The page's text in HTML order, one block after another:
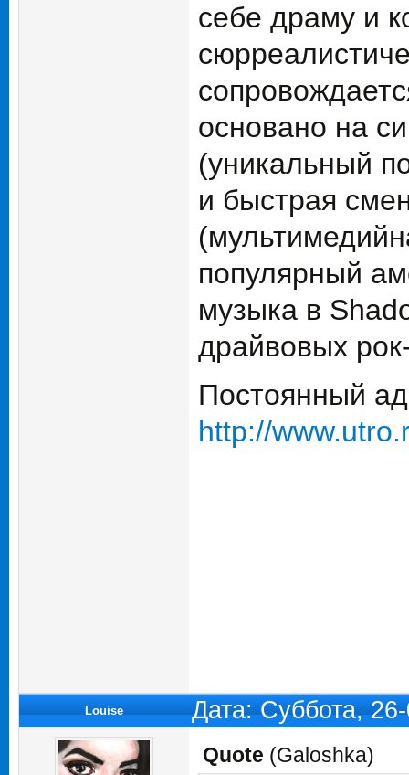
себе драму и
основано на
(уникальный
и быстрая
популярный
музыка в
драйвовых
Постоянный
http://
Louise Дата: Суббота,
Quote (Galoshka)